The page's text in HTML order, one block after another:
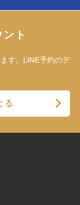
ト
す。LINE予約のデ
る